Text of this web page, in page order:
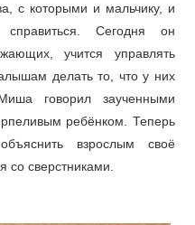
с которыми и мальчику, и
Сегодня он
учится управлять
делать то, что у них
говорил заученными
ребёнком. Теперь
взрослым своё
со сверстниками.